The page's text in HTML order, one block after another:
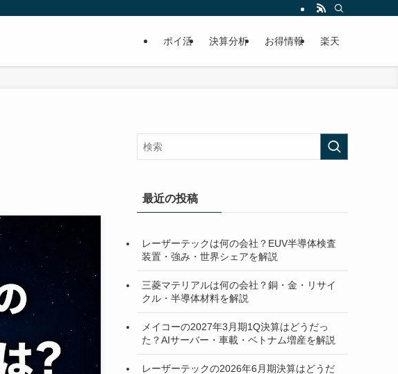
ポイ活 決算分析 お得情報 楽天
最近の投稿
レーザーテックは何の会社？EUV半導体検査
装置・強み・世界シェアを解説
三菱マテリアルは何の会社？銅・金・リサイ
クル・半導体材料を解説
メイコーの2027年3月期1Q決算はどうだっ
た？AIサーバー・車載・ベトナム増産を解説
レーザーテックの2026年6月期決算はどうだ